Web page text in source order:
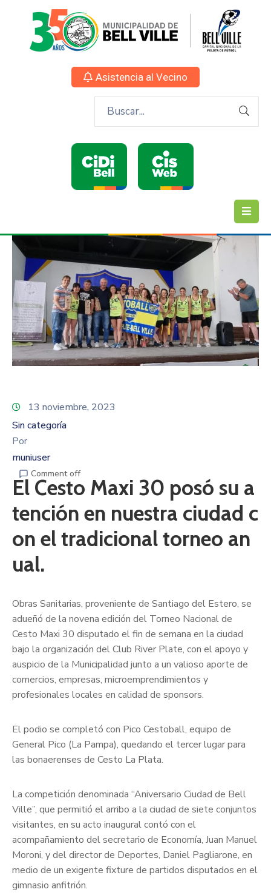
Asistencia al Vecino
13 noviembre, 2023
Sin categoría
Por
muniuser
Comment off
El Cesto Maxi 30 posó su a
tención en nuestra ciudad c
on el tradicional torneo an
ual.
Obras Sanitarias, proveniente de Santiago del Estero, se
adueñó de la novena edición del Torneo Nacional de
Cesto Maxi 30 disputado el fin de semana en la ciudad
bajo la organización del Club River Plate, con el apoyo y
auspicio de la Municipalidad junto a un valioso aporte de
comercios, empresas, microemprendimientos y
profesionales locales en calidad de sponsors.
El podio se completó con Pico Cestoball, equipo de
General Pico (La Pampa), quedando el tercer lugar para
las bonaerenses de Cesto La Plata.
La competición denominada “Aniversario Ciudad de Bell
Ville”, que permitió el arribo a la ciudad de siete conjuntos
visitantes, en su acto inaugural contó con el
acompañamiento del secretario de Economía, Juan Manuel
Moroni, y del director de Deportes, Daniel Pagliarone, en
medio de un exigente fixture de partidos disputados en el
gimnasio anfitrión.